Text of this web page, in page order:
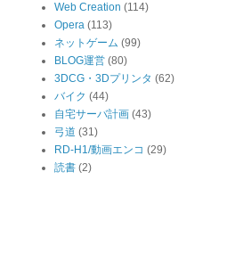
Web Creation (114)
Opera (113)
ネットゲーム (99)
BLOG運営 (80)
3DCG・3Dプリンタ (62)
バイク (44)
自宅サーバ計画 (43)
弓道 (31)
RD-H1/動画エンコ (29)
読書 (2)